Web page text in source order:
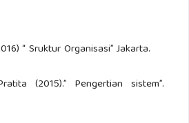
“ Sruktur Organisasi” Jakarta.
(2015).” Pengertian sistem”.